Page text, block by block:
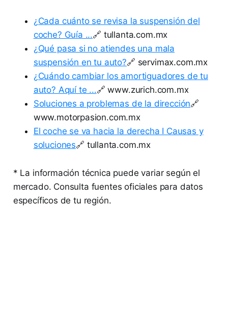
¿Cada cuánto se revisa la suspensión del
coche? Guía ...🔗 tullanta.com.mx
¿Qué pasa si no atiendes una mala
suspensión en tu auto?🔗 servimax.com.mx
¿Cuándo cambiar los amortiguadores de tu
auto? Aquí te ...🔗 www.zurich.com.mx
Soluciones a problemas de la dirección🔗
www.motorpasion.com.mx
El coche se va hacia la derecha I Causas y
soluciones🔗 tullanta.com.mx
* La información técnica puede variar según el
mercado. Consulta fuentes oficiales para datos
específicos de tu región.